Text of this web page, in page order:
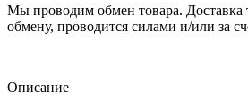
Мы проводим обмен товара. Доставка
обмену, проводится силами и/или за
Описание